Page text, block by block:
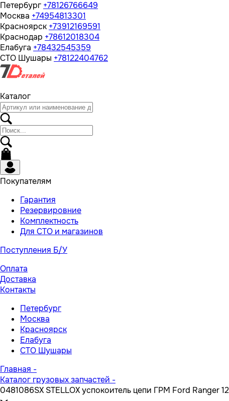
Петербург +78126766649
Москва +74954813301
Красноярск +73912169591
Краснодар +78612018304
Елабуга +78432545359
СТО Шушары +78122404762
Каталог
Покупателям
Гарантия
Резервировние
Комплектность
Для СТО и магазинов
Поступления Б/У
Оплата
Доставка
Контакты
Петербург
Москва
Красноярск
Елабуга
СТО Шушары
Главная -
Каталог грузовых запчастей -
0481086SX STELLOX успокоитель цепи ГРМ Ford Ranger